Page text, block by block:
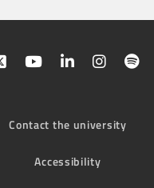
Contact the university
Accessibility